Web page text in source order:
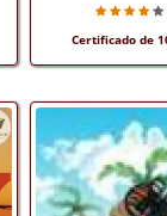
Certificado de